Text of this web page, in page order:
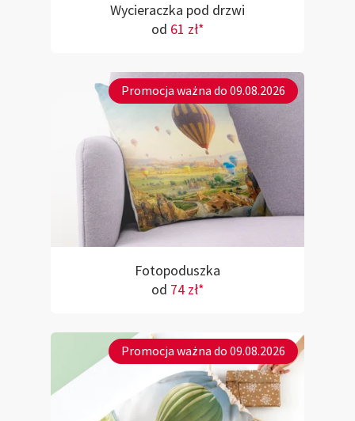
Wycieraczka pod drzwi
od 61 zł*
Promocja ważna do 09.08.2026
Fotopoduszka
od 74 zł*
Promocja ważna do 09.08.2026